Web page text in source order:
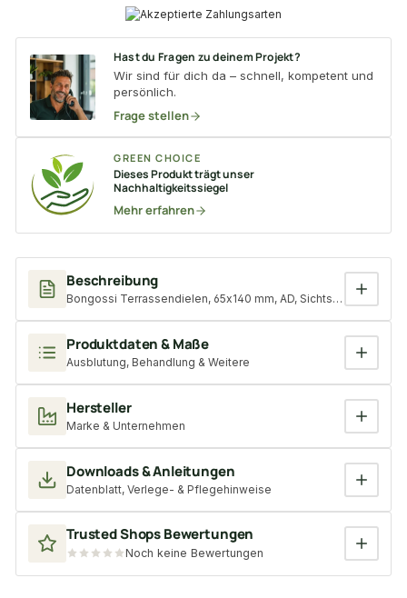
Beschreibung
Bongossi Terrassendielen, 65x140 mm, AD, Sichtseite grob, 3-
Produktdaten & Maße
Ausblutung, Behandlung & Weitere
Hersteller
Marke & Unternehmen
Downloads & Anleitungen
Datenblatt, Verlege- & Pflegehinweise
Trusted Shops Bewertungen
Noch keine Bewertungen
Hast du Fragen zu deinem Projekt?
Wir sind für dich da – schnell, kompetent und
persönlich.
Frage stellen
GREEN CHOICE
Dieses Produkt trägt unser
Nachhaltigkeitssiegel
Mehr erfahren